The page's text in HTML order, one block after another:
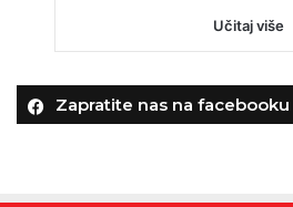
Učitaj više
Zapratite nas na facebooku